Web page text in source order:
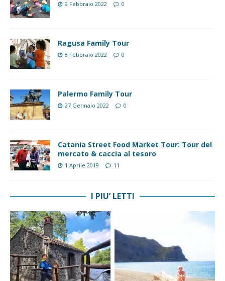
9 Febbraio 2022 0
Ragusa Family Tour
8 Febbraio 2022 0
Palermo Family Tour
27 Gennaio 2022 0
Catania Street Food Market Tour: Tour del
mercato & caccia al tesoro
1 Aprile 2019 11
I PIU’ LETTI